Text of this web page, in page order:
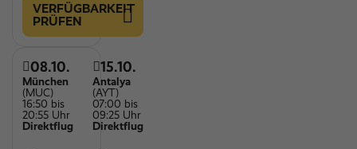
VERFÜGBARKEIT
PRÜFEN
08.10.
München
(MUC)
16:50 bis
20:55 Uhr
Direktflug
15.10.
Antalya
(AYT)
07:00 bis
09:25 Uhr
Direktflug